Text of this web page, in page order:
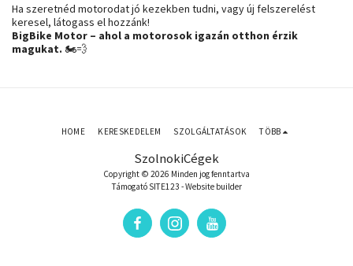
Ha szeretnéd motorodat jó kezekben tudni, vagy új felszerelést
keresel, látogass el hozzánk!
BigBike Motor – ahol a motorosok igazán otthon érzik
magukat. 🏍️💨
SzolnokiCégek
Copyright © 2026 Minden jog fenntartva
Támogató SITE123 -Website builder
HOME KERESKEDELEM SZOLGÁLTATÁSOK TÖBB